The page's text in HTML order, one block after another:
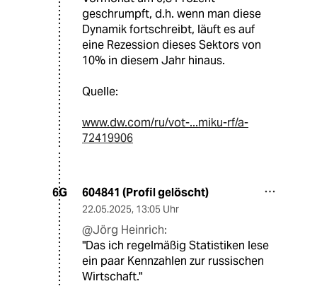
geschrumpft, d.h. wenn man diese
Dynamik fortschreibt, läuft es auf
eine Rezession dieses Sektors von
10% in diesem Jahr hinaus.
Quelle:
www.dw.com/ru/vot-...miku-rf/a-
72419906
6G 604841 (Profil gelöscht)
22.05.2025, 13:05 Uhr
@Jörg Heinrich:
"Das ich regelmäßig Statistiken lese
ein paar Kennzahlen zur russischen
Wirtschaft."